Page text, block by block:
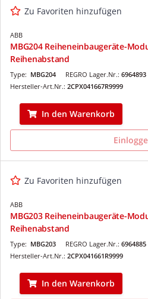
Zu Favoriten hinzufügen
ABB
MBG204 Reiheneinbaugeräte-
Reihenabstand
REGRO Lager.Nr.: 6964893
Type: MBG204
Hersteller-Art.Nr.: 2CPX041667R9999
In den Warenkorb
Zu Favoriten hinzufügen
ABB
MBG203 Reiheneinbaugeräte-
Reihenabstand
REGRO Lager.Nr.: 6964885
Type: MBG203
Hersteller-Art.Nr.: 2CPX041661R9999
In den Warenkorb